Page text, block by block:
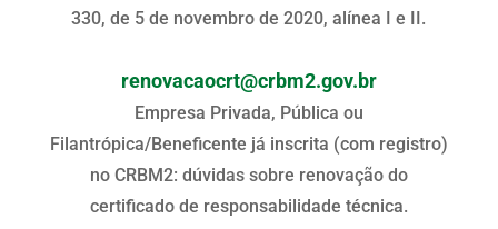
330, de 5 de novembro de 2020, alínea I e II.
renovacaocrt@crbm2.gov.br
Empresa Privada, Pública ou
Filantrópica/Beneficente já inscrita (com registro)
no CRBM2: dúvidas sobre renovação do
certificado de responsabilidade técnica.